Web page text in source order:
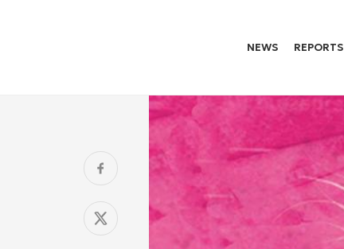
NEWS REPORTS